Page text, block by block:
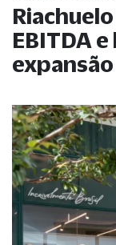
EBITDA
expansão